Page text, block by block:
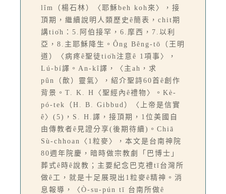
lîm（楊石林）〈耶穌beh koh來〉，接
頂期，繼續說明人類歷史ê簡表，chit期
講tio̍h：5.阿伯接罕，6.摩西，7.以利
亞，8.主耶穌降生。Ông Bêng-tō（王明
道）〈病疼ê聖徒tio̍h注意ê 1項事〉，
Lú-bí譯。An-kî譯，〈主ah，求
pûn（歕）靈氣〉，紹介聖詩60首ê創作
背景。T. K. H〈聖經內ê禮物〉。Kè-
pó-tek（H. B. Gibbud）〈上帝是信實
ê〉(5)，S. H.譯，接頂期，1位美國自
由傳教者ê見證分享(後期待續)。Chiā
Sù-chhoan〈1粒麥〉，本文是台南神院
80週年院慶，暗時做宗教劇「巴博士」
葬式ê時ê說教；主要紀念巴克禮tī台灣所
做ê工，就是十足展現出1粒麥ê精神。消
息報導，〈Ò-su-pún tī 台南所做ê